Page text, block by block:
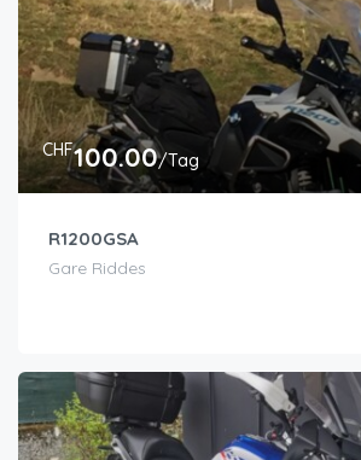
CHF100.00/Tag
R1200GSA
Gare Riddes